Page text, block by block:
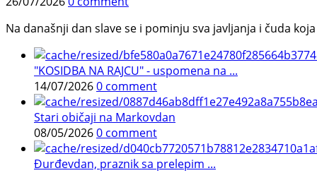
Na današnji dan slave se i pominju sva javljanja i čuda
"KOSIDBA NA RAJCU" - uspomena na ...
14/07/20260 comment
Stari običaji na Markovdan
08/05/20260 comment
Đurđevdan, praznik sa prelepim ...